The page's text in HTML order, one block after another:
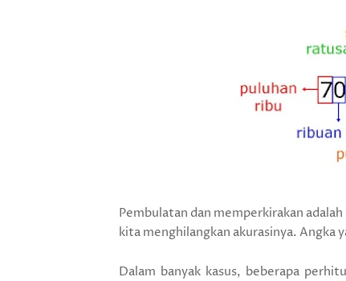
Pembulatan dan memperkirakan
kita menghilangkan akurasinya. Angka
Dalam banyak kasus, beberapa